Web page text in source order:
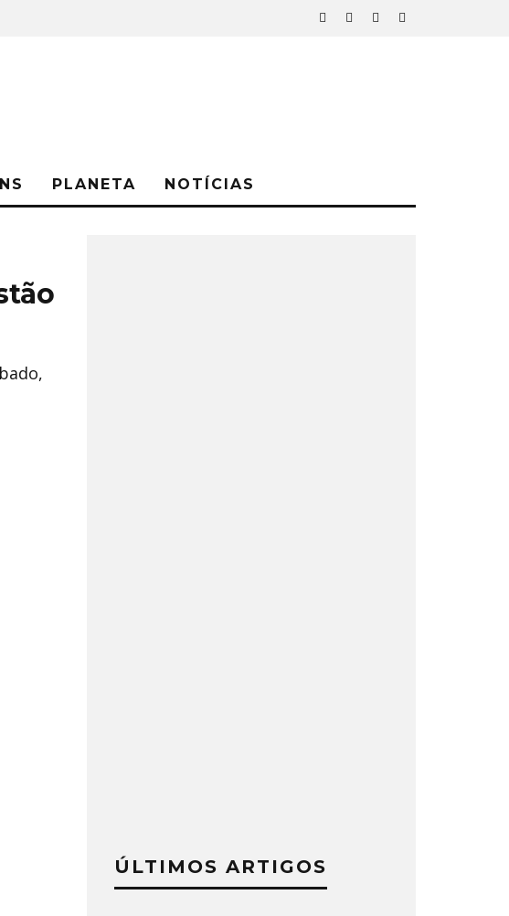
PLANETA NOTÍCIAS
ÚLTIMOS ARTIGOS